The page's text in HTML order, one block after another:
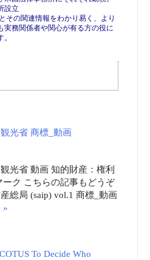
設立
その関連情報をわかり易く、より
実務関係者や関心が有る方の役に
光省 商標_動画
光省 動画 知的財産：権利
ク こちらの記事もどうぞ
総局 (saip) vol.1 商標_動画
»
To Decide Who